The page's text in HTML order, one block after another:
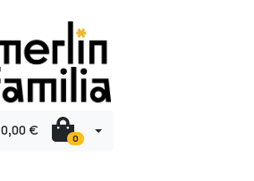
0,00 € 0